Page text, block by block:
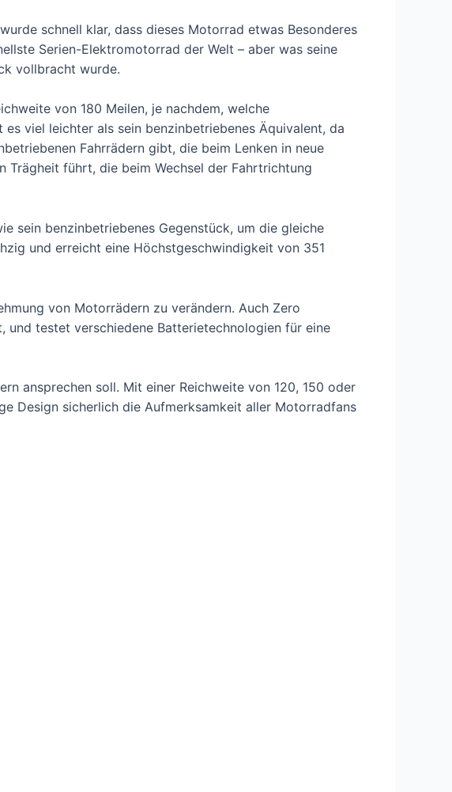
schnell klar, dass dieses Motorrad etwas Besonderes
Serien-Elektromotorrad der Welt – aber was seine
vollbracht wurde.
von 180 Meilen, je nachdem, welche
viel leichter als sein benzinbetriebenes Äquivalent, da
Fahrrädern gibt, die beim Lenken in neue
Trägheit führt, die beim Wechsel der Fahrtrichtung
sein benzinbetriebenes Gegenstück, um die gleiche
und erreicht eine Höchstgeschwindigkeit von 351
von Motorrädern zu verändern. Auch Zero
testet verschiedene Batterietechnologien für eine
ansprechen soll. Mit einer Reichweite von 120, 150 oder
Design sicherlich die Aufmerksamkeit aller Motorradfans